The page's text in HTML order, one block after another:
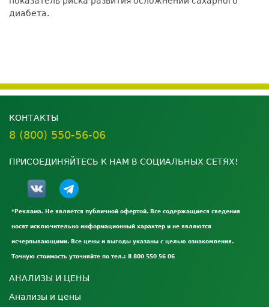
диабета.
КОНТАКТЫ
8 (800) 550-56-06
ПРИСОЕДИНЯЙТЕСЬ К НАМ В СОЦИАЛЬНЫХ СЕТЯХ!
*Реклама. Не является публичной офертой. Все содержащиеся сведения
носят исключительно информационный характер и не являются
исчерпывающими. Все цены и выгоды указаны с целью ознакомления.
Точную стоимость уточняйте по тел.: 8 800 550 56 06
АНАЛИЗЫ И ЦЕНЫ
Анализы и цены